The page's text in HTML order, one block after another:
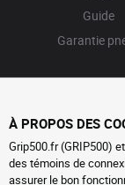
Guide
Garantie
À PROPOS DES
Grip500.fr (GRIP500)
des témoins de
assurer le bon